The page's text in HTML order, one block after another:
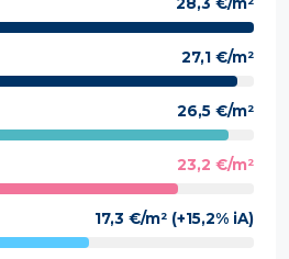
27,1 €/m²
26,5 €/m²
23,2 €/m²
17,3 €/m² (+15,2% iA)